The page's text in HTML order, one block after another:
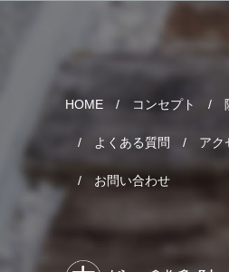
HOME コンセプト
よくある質問 アク
お問い合わせ